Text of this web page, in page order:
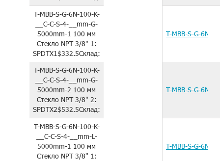
T-MBB-S-G-6N-100-K-
__C-C-S-4-__mm-G-
5000mm-1 100 мм
СтеклоNPT 3/8" 1:
SPDTX1$332.5Склад:
T-MBB-S-G-6N-
T-MBB-S-G-6N-100-K-
__C-C-S-4-__mm-G-
5000mm-2 100 мм
СтеклоNPT 3/8" 2:
SPDTX2$532.5Склад:
T-MBB-S-G-6N-
T-MBB-S-G-6N-100-K-
__C-C-S-4-__mm-L-
5000mm-1 100 мм
СтеклоNPT 3/8" 1:
T-MBB-S-G-6N-